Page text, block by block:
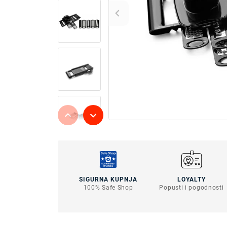
SIGURNA KUPNJA
100% Safe Shop
LOYALTY
Popusti i pogodnosti